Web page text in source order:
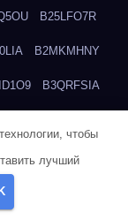
B25LFO7R
B2MKMHNY
B3QRFSIA
B83LODZ5
чтобы
лучший